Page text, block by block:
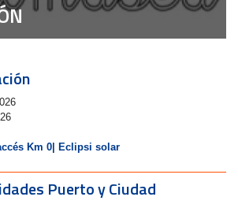
Km 0| Eclipsi solar
Puerto y Ciudad